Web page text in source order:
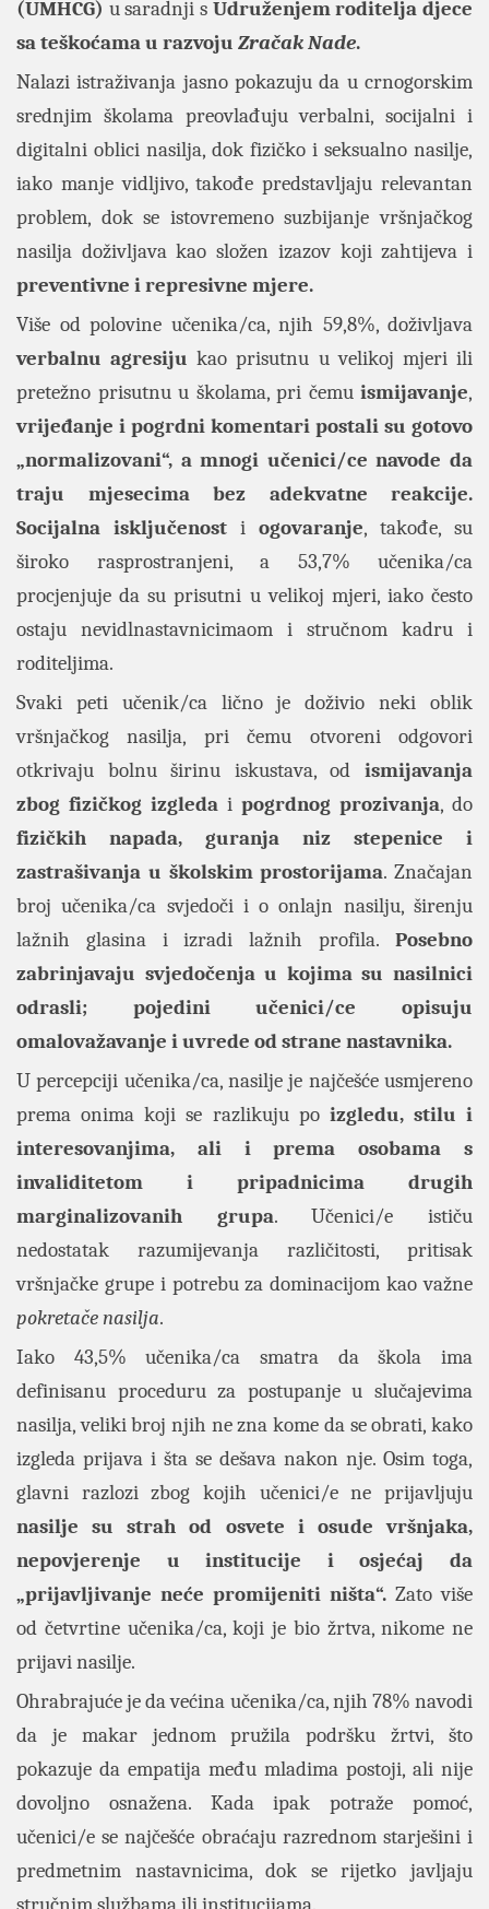
(UMHCG) u saradnji s Udruženjem roditelja djece
sa teškoćama u razvoju Zračak Nade.
Nalazi istraživanja jasno pokazuju da u crnogorskim
srednjim školama preovlađuju verbalni, socijalni i
digitalni oblici nasilja, dok fizičko i seksualno nasilje,
iako manje vidljivo, takođe predstavljaju relevantan
problem, dok se istovremeno suzbijanje vršnjačkog
nasilja doživljava kao složen izazov koji zahtijeva i
preventivne i represivne mjere.
Više od polovine učenika/ca, njih 59,8%, doživljava
verbalnu agresiju kao prisutnu u velikoj mjeri ili
pretežno prisutnu u školama, pri čemu ismijavanje,
vrijeđanje i pogrdni komentari postali su gotovo
„normalizovani“, a mnogi učenici/ce navode da
traju mjesecima bez adekvatne reakcije.
Socijalna isključenost i ogovaranje, takođe, su
široko rasprostranjeni, a 53,7% učenika/ca
procjenjuje da su prisutni u velikoj mjeri, iako često
ostaju nevidlnastavnicimaom i stručnom kadru i
roditeljima.
Svaki peti učenik/ca lično je doživio neki oblik
vršnjačkog nasilja, pri čemu otvoreni odgovori
otkrivaju bolnu širinu iskustava, od ismijavanja
zbog fizičkog izgleda i pogrdnog prozivanja, do
fizičkih napada, guranja niz stepenice i
zastrašivanja u školskim prostorijama. Značajan
broj učenika/ca svjedoči i o onlajn nasilju, širenju
lažnih glasina i izradi lažnih profila. Posebno
zabrinjavaju svjedočenja u kojima su nasilnici
odrasli; pojedini učenici/ce opisuju
omalovažavanje i uvrede od strane nastavnika.
U percepciji učenika/ca, nasilje je najčešće usmjereno
prema onima koji se razlikuju po izgledu, stilu i
interesovanjima, ali i prema osobama s
invaliditetom i pripadnicima drugih
marginalizovanih grupa. Učenici/e ističu
nedostatak razumijevanja različitosti, pritisak
vršnjačke grupe i potrebu za dominacijom kao važne
pokretače nasilja.
Iako 43,5% učenika/ca smatra da škola ima
definisanu proceduru za postupanje u slučajevima
nasilja, veliki broj njih ne zna kome da se obrati, kako
izgleda prijava i šta se dešava nakon nje. Osim toga,
glavni razlozi zbog kojih učenici/e ne prijavljuju
nasilje su strah od osvete i osude vršnjaka,
nepovjerenje u institucije i osjećaj da
„prijavljivanje neće promijeniti ništa“. Zato više
od četvrtine učenika/ca, koji je bio žrtva, nikome ne
prijavi nasilje.
Ohrabrajuće je da većina učenika/ca, njih 78% navodi
da je makar jednom pružila podršku žrtvi, što
pokazuje da empatija među mladima postoji, ali nije
dovoljno osnažena. Kada ipak potraže pomoć,
učenici/e se najčešće obraćaju razrednom starješini i
predmetnim nastavnicima, dok se rijetko javljaju